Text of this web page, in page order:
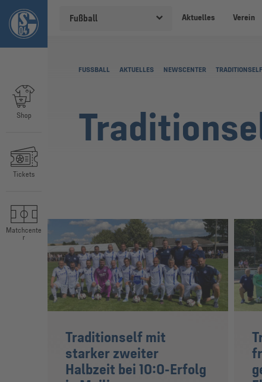
Fußball Aktuelles Verein
Shop
Tickets
Matchcente
r
FUSSBALL AKTUELLES NEWSCENTER TRADITIONSELF
Traditionself mit
starker zweiter
Halbzeit bei 10:0-Erfolg